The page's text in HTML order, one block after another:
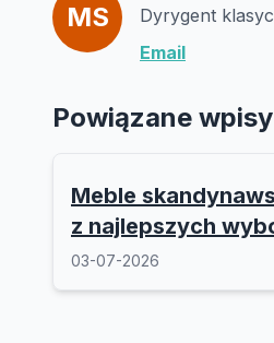
MS
Dyrygent
Email
Powiązane wpisy
Meble
z najlepszych
03-07-2026